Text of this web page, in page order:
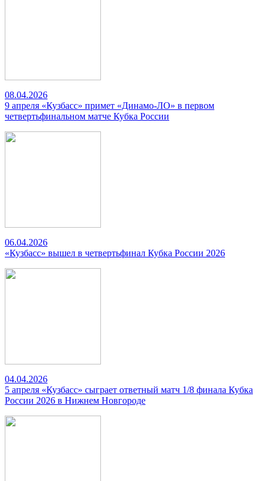
08.04.2026
9 апреля «Кузбасс» примет «Динамо-ЛО» в первом
четвертьфинальном матче Кубка России
06.04.2026
«Кузбасс» вышел в четвертьфинал Кубка России 2026
04.04.2026
5 апреля «Кузбасс» сыграет ответный матч 1/8 финала Кубка
России 2026 в Нижнем Новгороде